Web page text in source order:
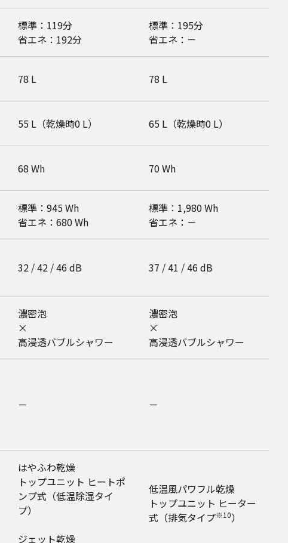
標準：119分
省エネ：192分
標準：195分
省エネ：－
78 L 78 L
55 L（乾燥時0 L） 65 L（乾燥時0 L）
68 Wh 70 Wh
標準：945 Wh
省エネ：680 Wh
標準：1,980 Wh
省エネ：－
32 / 42 / 46 dB 37 / 41 / 46 dB
濃密泡
×
高浸透バブルシャワー
濃密泡
×
高浸透バブルシャワー
－ －
はやふわ乾燥
トップユニット ヒートポ
ンプ式（低温除湿タイ
プ）
ジェット乾燥
低温風パワフル乾燥
トップユニット ヒーター
式（排気タイプ※10）